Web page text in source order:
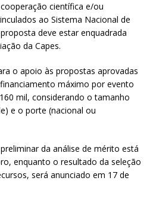
científica e/ou
ao Sistema Nacional de
deve estar enquadrada
da Capes.
o apoio às propostas aprovadas
máximo por evento
mil, considerando o tamanho
e o porte (nacional ou
da análise de mérito está
enquanto o resultado da seleção
será anunciado em 17 de